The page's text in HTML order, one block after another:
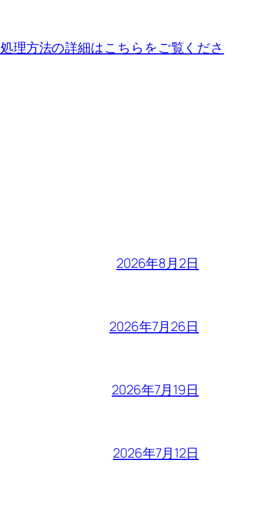
理方法の詳細はこちらをご覧くださ
2026年8月2日
2026年7月26日
2026年7月19日
2026年7月12日